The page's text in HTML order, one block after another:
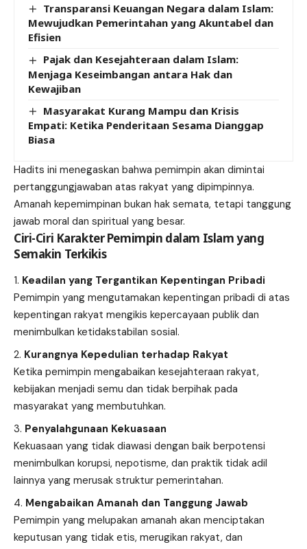
Transparansi Keuangan Negara dalam Islam:
Mewujudkan Pemerintahan yang Akuntabel dan
Efisien
Pajak dan Kesejahteraan dalam Islam:
Menjaga Keseimbangan antara Hak dan
Kewajiban
Masyarakat Kurang Mampu dan Krisis
Empati: Ketika Penderitaan Sesama Dianggap
Biasa
Hadits ini menegaskan bahwa pemimpin akan dimintai
pertanggungjawaban atas rakyat yang dipimpinnya.
Amanah kepemimpinan bukan hak semata, tetapi tanggung
jawab moral dan spiritual yang besar.
Ciri-Ciri Karakter Pemimpin dalam Islam yang
Semakin Terkikis
Keadilan yang Tergantikan Kepentingan Pribadi
Pemimpin yang mengutamakan kepentingan pribadi di atas
kepentingan rakyat mengikis kepercayaan publik dan
menimbulkan ketidakstabilan sosial.
Kurangnya Kepedulian terhadap Rakyat
Ketika pemimpin mengabaikan kesejahteraan rakyat,
kebijakan menjadi semu dan tidak berpihak pada
masyarakat yang membutuhkan.
Penyalahgunaan Kekuasaan
Kekuasaan yang tidak diawasi dengan baik berpotensi
menimbulkan korupsi, nepotisme, dan praktik tidak adil
lainnya yang merusak struktur pemerintahan.
Mengabaikan Amanah dan Tanggung Jawab
Pemimpin yang melupakan amanah akan menciptakan
keputusan yang tidak etis, merugikan rakyat, dan